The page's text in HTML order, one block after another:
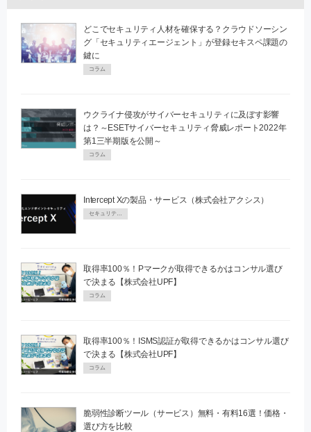
どこでセキュリティ人材を確保する？クラウドソーシン
グ「セキュリティエージェント」が登録セキスペ課題の
鍵に
コラム
ウクライナ侵攻がサイバーセキュリティに及ぼす影響
は？～ESETサイバーセキュリティ脅威レポート2022年
第1三半期版を公開～
コラム
Intercept Xの製品・サービス（株式会社アクシス）
セキュリティPR
取得率100％！Pマークが取得できるかはコンサル選び
で決まる【株式会社UPF】
コラム
取得率100％！ISMS認証が取得できるかはコンサル選び
で決まる【株式会社UPF】
コラム
脆弱性診断ツール（サービス）無料・有料16選！価格・
選び方を比較